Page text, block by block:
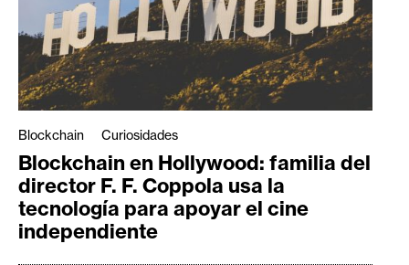
Blockchain Curiosidades
Blockchain en Hollywood: familia del
director F. F. Coppola usa la
tecnología para apoyar el cine
independiente